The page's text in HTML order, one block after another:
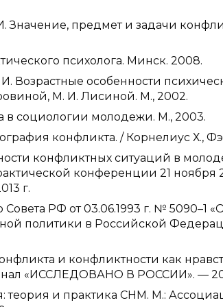
Значение, предмет и задачи
психолога. Минск. 2008.
Возрастные особенности
М. И. Лисиной. М., 2002.
в социологии молодежи. М., 2003.
конфликта. / Корнелиус Х.,
конфликтных ситуаций в
конференции 21 ноября
г.
РФ от 03.06.1993 г. № 5090–1
политики в Российской
и конфликтности как
«ИССЛЕДОВАНО В РОССИИ». —
теория и практика CHM. М.: